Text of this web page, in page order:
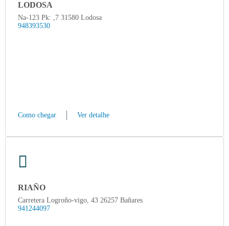
LODOSA
Na-123 Pk: ,7 31580 Lodosa
948393530
Como chegar Ver detalhe
RIAÑO
Carretera Logroño-vigo, 43 26257 Bañares
941244097